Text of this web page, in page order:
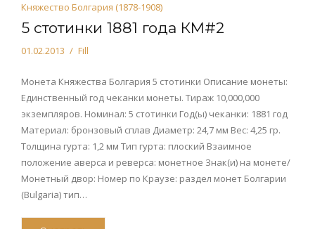
Княжество Болгария (1878-1908)
5 стотинки 1881 года КМ#2
01.02.2013 Fill
Монета Княжества Болгария 5 стотинки Описание монеты:
Единственный год чеканки монеты. Тираж 10,000,000
экземпляров. Номинал: 5 стотинки Год(ы) чеканки: 1881 год
Материал: бронзовый сплав Диаметр: 24,7 мм Вес: 4,25 гр.
Толщина гурта: 1,2 мм Тип гурта: плоский Взаимное
положение аверса и реверса: монетное Знак(и) на монете/
Монетный двор: Номер по Краузе: раздел монет Болгарии
(Bulgaria) тип…